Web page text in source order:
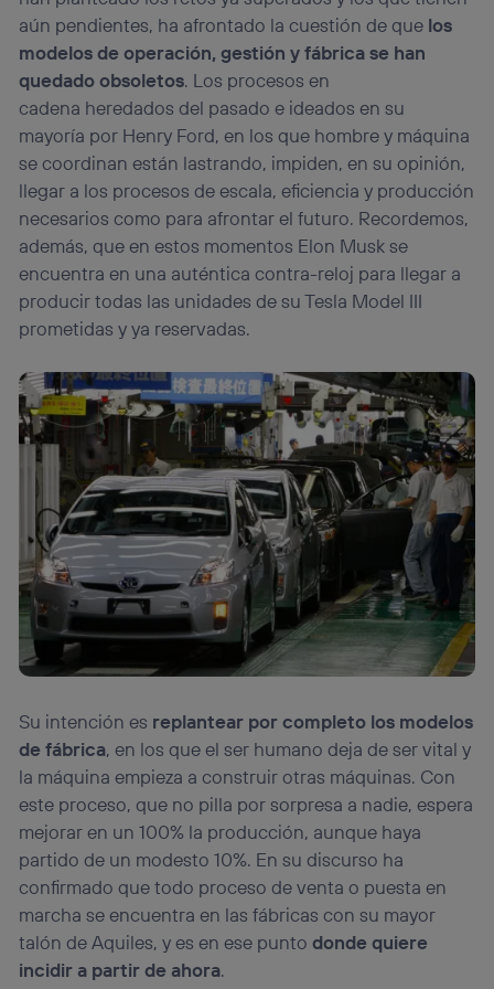
aún pendientes, ha afrontado la cuestión de que los
modelos de operación, gestión y fábrica se han
quedado obsoletos. Los procesos en
cadena heredados del pasado e ideados en su
mayoría por Henry Ford, en los que hombre y máquina
se coordinan están lastrando, impiden, en su opinión,
llegar a los procesos de escala, eficiencia y producción
necesarios como para afrontar el futuro. Recordemos,
además, que en estos momentos Elon Musk se
encuentra en una auténtica contra-reloj para llegar a
producir todas las unidades de su Tesla Model III
prometidas y ya reservadas.
Su intención es replantear por completo los modelos
de fábrica, en los que el ser humano deja de ser vital y
la máquina empieza a construir otras máquinas. Con
este proceso, que no pilla por sorpresa a nadie, espera
mejorar en un 100% la producción, aunque haya
partido de un modesto 10%. En su discurso ha
confirmado que todo proceso de venta o puesta en
marcha se encuentra en las fábricas con su mayor
talón de Aquiles, y es en ese puntodonde quiere
incidir a partir de ahora.
el marketing o análisis se realizará en función de las
actividades de navegación de los miembros del hogar
que hayan dado su consentimiento.
Si utilizasdatos móviles, el marketing será más
personalizado, ya que se basará únicamente en la
navegación del usuario del móvil.
Puedes gestionar los consentimientos Utiq seleccionando
“Administrar Utiq” en la parte inferior de esta página web o
visitando el portal de privacidad de Utiq
(“consenthub”) . Para más información, consulta
la política de privacidad de Utiq.